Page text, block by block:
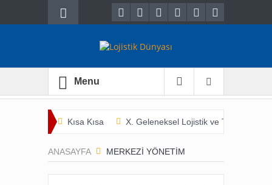
Menu
Kısa Kısa X. Geleneksel Lojistik ve Ticaret
İnsan Hayatını Kurtarmak
ANASAYFA MERKEZI YÖNETIM